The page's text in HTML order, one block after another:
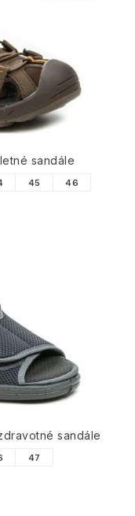
sandále
45 46
sandále
47